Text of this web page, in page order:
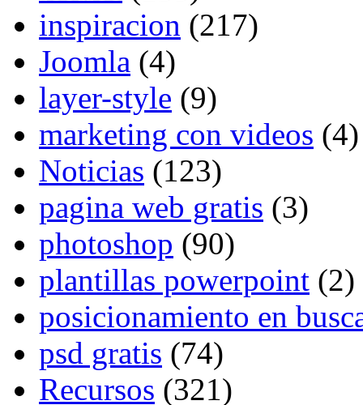
inspiracion (217)
Joomla (4)
layer-style (9)
marketing con videos (4)
Noticias (123)
pagina web gratis (3)
photoshop (90)
plantillas powerpoint (2)
posicionamiento en
psd gratis (74)
Recursos (321)